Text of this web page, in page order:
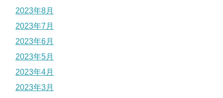
2023年8月
2023年7月
2023年6月
2023年5月
2023年4月
2023年3月